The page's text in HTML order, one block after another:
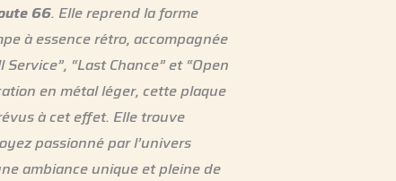
66. Elle reprend la forme
à essence rétro, accompagnée
“Last Chance” et “Open
en métal léger, cette plaque
à cet effet. Elle trouve
passionné par l’univers
ambiance unique et pleine de